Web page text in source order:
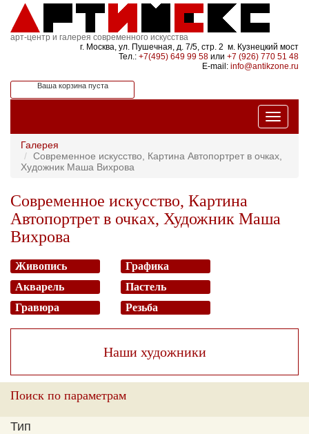
арт-центр и галерея современного искусства
г. Москва, ул. Пушечная, д. 7/5, стр. 2 м. Кузнецкий мост
Тел.: +7(495) 649 99 58 или +7 (926) 770 51 48
E-mail: info@antikzone.ru
Ваша корзина пуста
Галерея
Современное искусство, Картина Автопортрет в очках,
Художник Маша Вихрова
Современное искусство, Картина
Автопортрет в очках, Художник Маша
Вихрова
Живопись
Графика
Акварель
Пастель
Гравюра
Резьба
Наши художники
Поиск по параметрам
Тип